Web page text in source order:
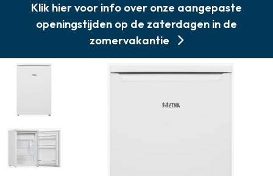
Professioneel
Stofzuigers
Quooker
Klein huishoudelijk
Combikorting
Zakelijk
Klik hier voor info over onze aangepaste
openingstijden op de zaterdagen in de
zomervakantie